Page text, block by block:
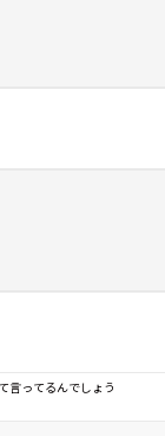
言ってるんでしょう